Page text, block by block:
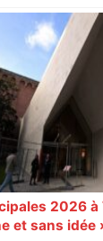
2026 à
et sans idée